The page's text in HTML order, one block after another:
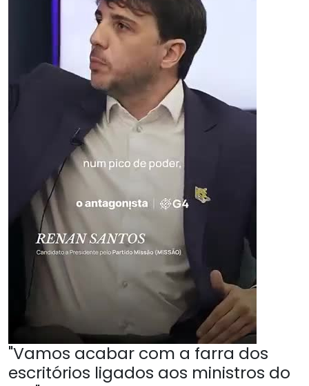
"Vamos acabar com a farra dos
escritórios ligados aos ministros do